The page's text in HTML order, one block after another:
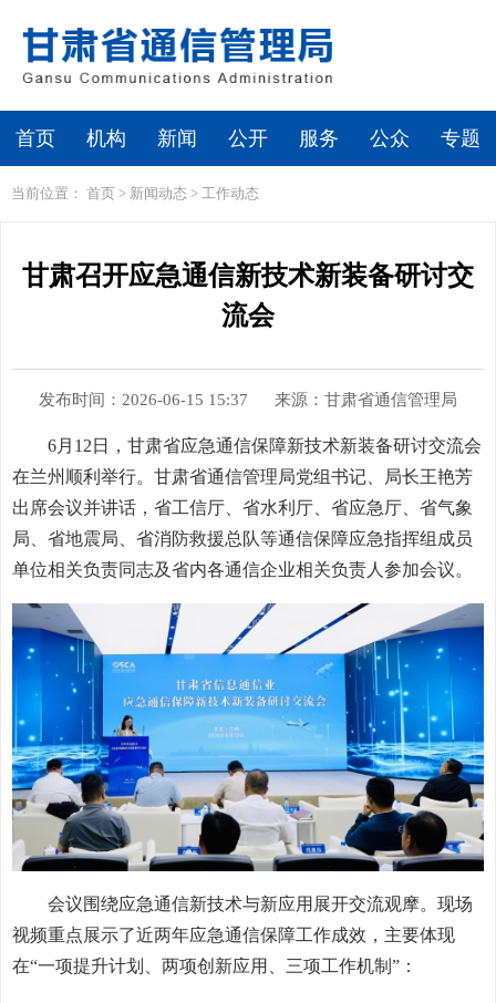
首页 机构 新闻 公开 服务 公众 专题
当前位置： 首页 > 新闻动态 > 工作动态
甘肃召开应急通信新技术新装备研讨交
流会
发布时间：2026-06-15 15:37 来源：甘肃省通信管理局
6月12日，甘肃省应急通信保障新技术新装备研讨交流会
在兰州顺利举行。甘肃省通信管理局党组书记、局长王艳芳
出席会议并讲话，省工信厅、省水利厅、省应急厅、省气象
局、省地震局、省消防救援总队等通信保障应急指挥组成员
单位相关负责同志及省内各通信企业相关负责人参加会议。
会议围绕应急通信新技术与新应用展开交流观摩。现场
视频重点展示了近两年应急通信保障工作成效，主要体现
在“一项提升计划、两项创新应用、三项工作机制”：